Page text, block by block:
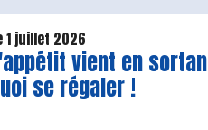
1 juillet 2026
la suite de l'article
vient en
se régaler !